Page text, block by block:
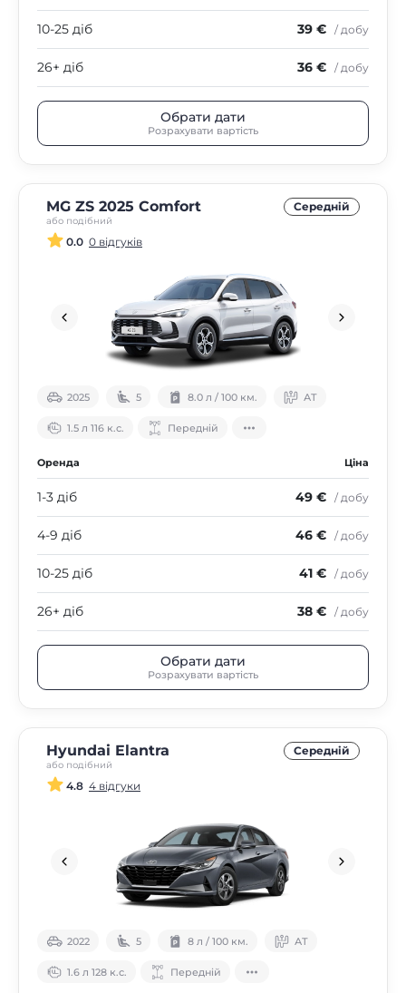
10-25 діб 39 € / добу
26+ діб 36 € / добу
Обрати дати
Розрахувати вартість
MG ZS 2025 Comfort
або подібний
Середнiй
0.0 0 відгуків
2025 5 8.0 л / 100 км. АТ
1.5 л 116 к.с. Передній
Оренда Ціна
1-3 діб 49 € / добу
4-9 діб 46 € / добу
10-25 діб 41 € / добу
26+ діб 38 € / добу
Обрати дати
Розрахувати вартість
Hyundai Elantra
або подібний
Середнiй
4.8 4 відгуки
2022 5 8 л / 100 км. АТ
1.6 л 128 к.с. Передній